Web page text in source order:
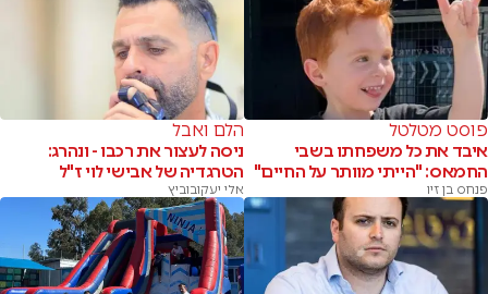
פוסט מטלטל
איבד את כל משפחתו בשבי
החמאס: "הייתי מוותר על החיים"
פנחס בן זיו
הלם ואבל
ניסה לעצור את רכבו - ונהרג:
הטרגדיה של אבישי לוי ז"ל
אלי יעקובוביץ